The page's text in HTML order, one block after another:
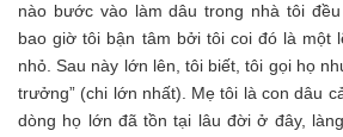
nào bước vào làm dâu trong nhà tôi
bao giờ tôi bận tâm bởi tôi coi đó là một
nhỏ. Sau này lớn lên, tôi biết, tôi gọi họ
trưởng” (chi lớn nhất). Mẹ tôi là con dâu
dòng họ lớn đã tồn tại lâu đời ở đây,